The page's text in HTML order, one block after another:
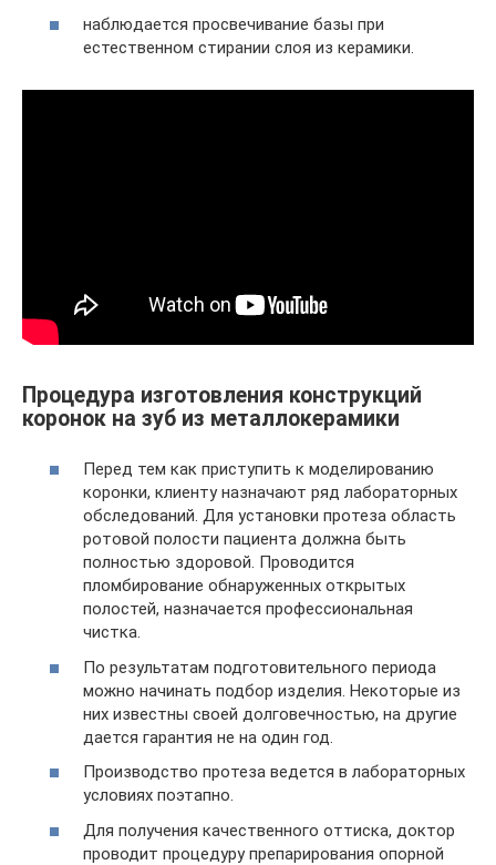
наблюдается просвечивание базы при
естественном стирании слоя из керамики.
Процедура изготовления конструкций
коронок на зуб из металлокерамики
Перед тем как приступить к моделированию
коронки, клиенту назначают ряд лабораторных
обследований. Для установки протеза область
ротовой полости пациента должна быть
полностью здоровой. Проводится
пломбирование обнаруженных открытых
полостей, назначается профессиональная
чистка.
По результатам подготовительного периода
можно начинать подбор изделия. Некоторые из
них известны своей долговечностью, на другие
дается гарантия не на один год.
Производство протеза ведется в лабораторных
условиях поэтапно.
Для получения качественного оттиска, доктор
проводит процедуру препарирования опорной